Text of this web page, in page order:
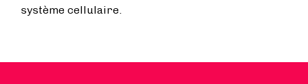
système cellulaire.